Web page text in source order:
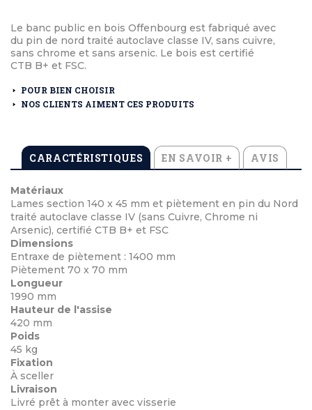
Le banc public en bois Offenbourg est fabriqué avec
du pin de nord traité autoclave classe IV, sans cuivre,
sans chrome et sans arsenic. Le bois est certifié
CTB B+ et FSC.
POUR BIEN CHOISIR
NOS CLIENTS AIMENT CES PRODUITS
CARACTÉRISTIQUES EN SAVOIR + AVIS
Matériaux
Lames section 140 x 45 mm et piètement en pin du Nord
traité autoclave classe IV (sans Cuivre, Chrome ni
Arsenic), certifié CTB B+ et FSC
Dimensions
Entraxe de piètement : 1400 mm
Piètement 70 x 70 mm
Longueur
1990 mm
Hauteur de l'assise
420 mm
Poids
45 kg
Fixation
À sceller
Livraison
Livré prêt à monter avec visserie